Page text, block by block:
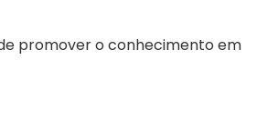
promover o conhecimento em